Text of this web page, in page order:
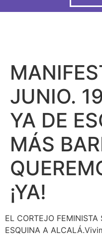
JUNIO.
YA DE
MÁS
¡YA!
EL CORTEJO
ESQUINA A